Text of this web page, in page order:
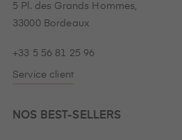
5 Pl. des Grands Hommes,
33000 Bordeaux
+33 5 56 81 25 96
Service client
NOS BEST-SELLERS